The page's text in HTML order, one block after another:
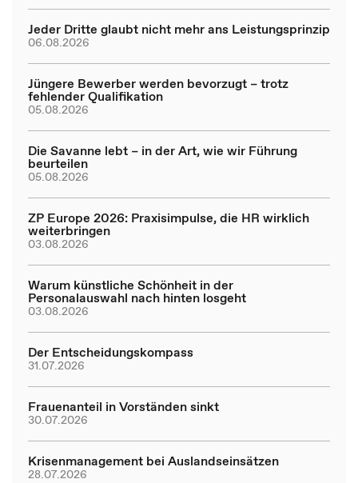
Jeder Dritte glaubt nicht mehr ans Leistungsprinzip
06.08.2026
Jüngere Bewerber werden bevorzugt – trotz
fehlender Qualifikation
05.08.2026
Die Savanne lebt – in der Art, wie wir Führung
beurteilen
05.08.2026
ZP Europe 2026: Praxisimpulse, die HR wirklich
weiterbringen
03.08.2026
Warum künstliche Schönheit in der
Personalauswahl nach hinten losgeht
03.08.2026
Der Entscheidungskompass
31.07.2026
Frauenanteil in Vorständen sinkt
30.07.2026
Krisenmanagement bei Auslandseinsätzen
28.07.2026